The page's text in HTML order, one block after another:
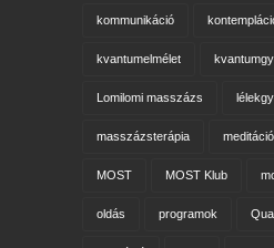
kommunikáció
kvantumelmélet
Lomilomi masszázs
masszázsterápia meditáció
MOST MOST Klub
oldás programok